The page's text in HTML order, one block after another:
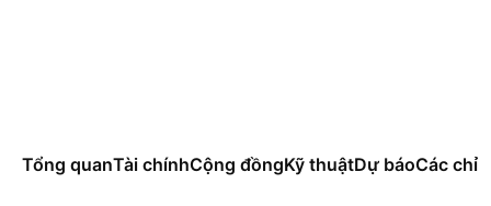
Tổng quanTài chínhCộng đồngKỹ thuậtDự báoCác chỉ